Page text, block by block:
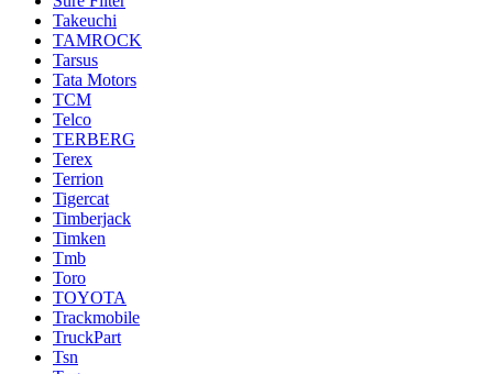
Takeuchi
TAMROCK
Tarsus
Tata Motors
TCM
Telco
TERBERG
Terex
Terrion
Tigercat
Timberjack
Timken
Tmb
Toro
TOYOTA
Trackmobile
TruckPart
Tsn